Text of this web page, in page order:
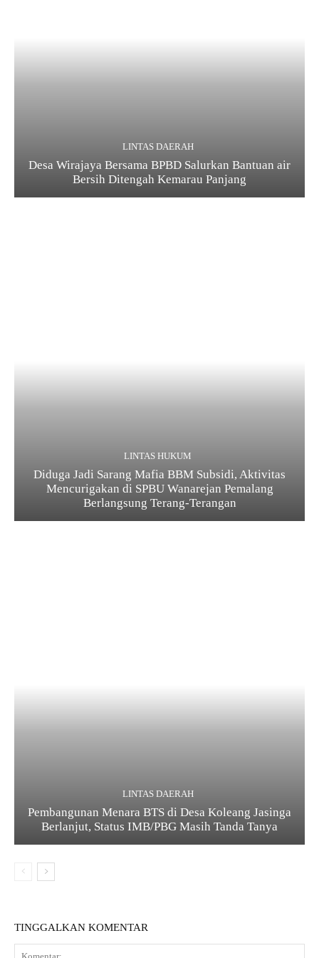
LINTAS DAERAH
Desa Wirajaya Bersama BPBD Salurkan Bantuan air
Bersih Ditengah Kemarau Panjang
LINTAS HUKUM
Diduga Jadi Sarang Mafia BBM Subsidi, Aktivitas
Mencurigakan di SPBU Wanarejan Pemalang
Berlangsung Terang-Terangan
LINTAS DAERAH
Pembangunan Menara BTS di Desa Koleang Jasinga
Berlanjut, Status IMB/PBG Masih Tanda Tanya
TINGGALKAN KOMENTAR